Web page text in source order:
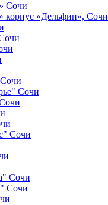
Сочи
корпус «Дельфин», Сочи
Сочи
Сочи
Сочи
Сочи